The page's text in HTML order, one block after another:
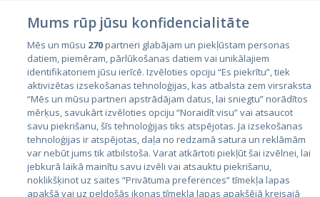
Valstis
Igaunija
Latvija
Lietuva
Mums rūp jūsu konfidencialitāte
Mēs un mūsu 270partneri glabājam un piekļūstam personas
datiem, piemēram, pārlūkošanas datiem vai unikālajiem
identifikatoriem jūsu ierīcē. Izvēloties opciju “Es piekrītu”, tiek
aktivizētas izsekošanas tehnoloģijas, kas atbalsta zem virsraksta
“Mēs un mūsu partneri apstrādājam datus, lai sniegtu” norādītos
mērķus, savukārt izvēloties opciju “Noraidīt visu” vai atsaucot
savu piekrišanu, šīs tehnoloģijas tiks atspējotas. Ja izsekošanas
tehnoloģijas ir atspējotas, daļa no redzamā satura un reklāmām
var nebūt jums tik atbilstoša. Varat atkārtoti piekļūt šai izvēlnei, lai
jebkurā laikā mainītu savu izvēli vai atsauktu piekrišanu,
noklikšķinot uz saites “Privātuma preferences” tīmekļa lapas
apakšā vai uz peldošās ikonas tīmekļa lapas apakšējā kreisajā